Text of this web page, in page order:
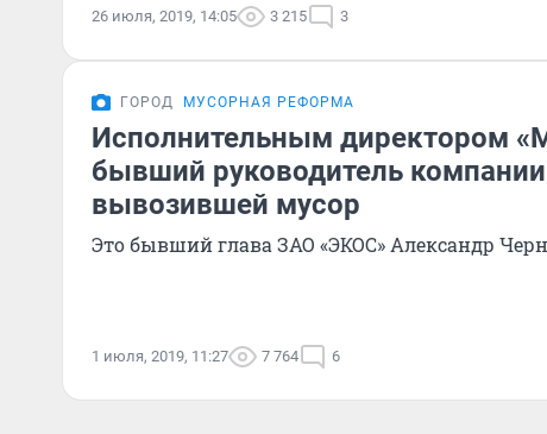
26 июля, 2019, 14:05 3 215 3
ГОРОД МУСОРНАЯ РЕФОРМА
Исполнительным директором
бывший руководитель
вывозившей мусор
Это бывший глава ЗАО «ЭКОС» Александр
1 июля, 2019, 11:27 7 764 6